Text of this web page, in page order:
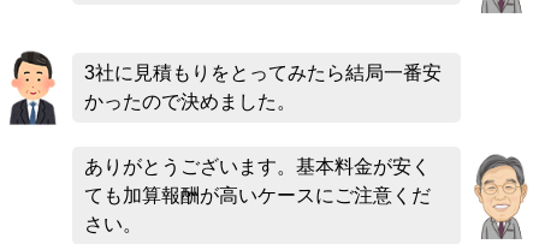
3社に見積もりをとってみたら結局一番安
かったので決めました。
ありがとうございます。基本料金が安く
ても加算報酬が高いケースにご注意くだ
さい。